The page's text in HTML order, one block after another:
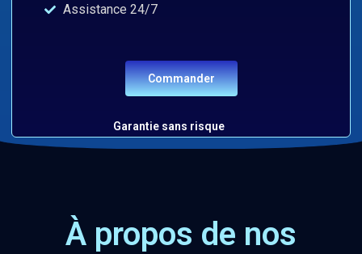
Assistance 24/7
Commander
Garantie sans risque
À propos de nos